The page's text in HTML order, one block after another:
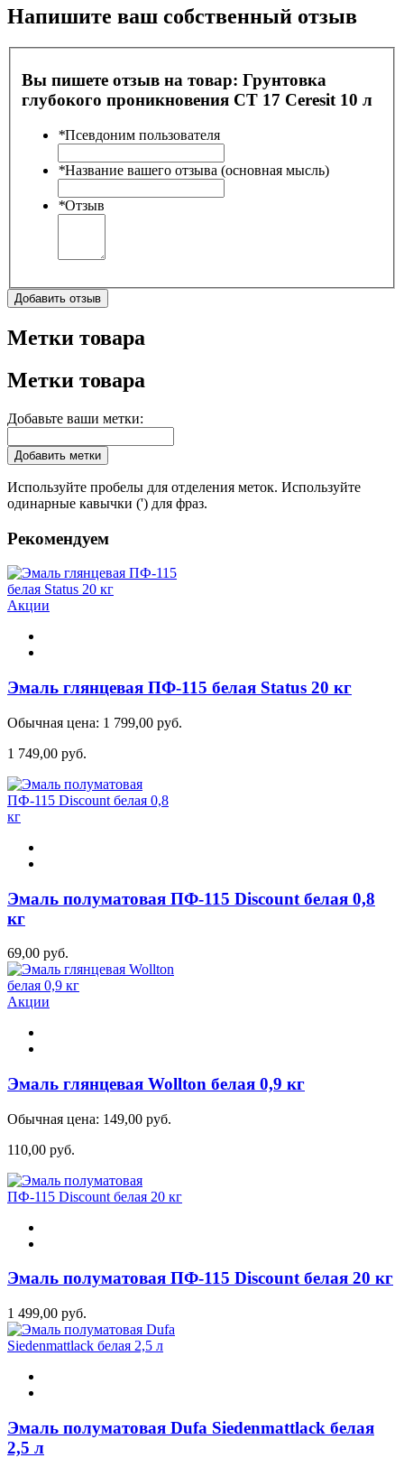
Напишите ваш собственный отзыв
Вы пишете отзыв на товар: Грунтовка
глубокого проникновения СТ 17 Ceresit 10 л
*Псевдоним пользователя
*Название вашего отзыва (основная мысль)
*Отзыв
Добавить отзыв
Метки товара
Метки товара
Добавьте ваши метки:
Добавить метки
Используйте пробелы для отделения меток. Используйте
одинарные кавычки (') для фраз.
Рекомендуем
Акции
Эмаль глянцевая ПФ-115 белая Status 20 кг
Обычная цена: 1 799,00 руб.
1 749,00 руб.
Эмаль полуматовая ПФ-115 Discount белая 0,8
кг
69,00 руб.
Акции
Эмаль глянцевая Wollton белая 0,9 кг
Обычная цена: 149,00 руб.
110,00 руб.
Эмаль полуматовая ПФ-115 Discount белая 20 кг
1 499,00 руб.
Эмаль полуматовая Dufa Siedenmattlack белая
2,5 л